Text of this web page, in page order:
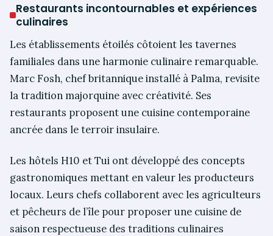
Restaurants incontournables et expériences
culinaires
Les établissements étoilés côtoient les tavernes
familiales dans une harmonie culinaire remarquable.
Marc Fosh, chef britannique installé à Palma, revisite
la tradition majorquine avec créativité. Ses
restaurants proposent une cuisine contemporaine
ancrée dans le terroir insulaire.
Les hôtels H10 et Tui ont développé des concepts
gastronomiques mettant en valeur les producteurs
locaux. Leurs chefs collaborent avec les agriculteurs
et pêcheurs de l’île pour proposer une cuisine de
saison respectueuse des traditions culinaires